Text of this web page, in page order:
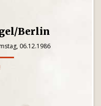
Berlin
06.12.1986